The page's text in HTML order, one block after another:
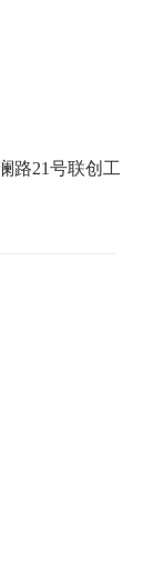
路21号联创工